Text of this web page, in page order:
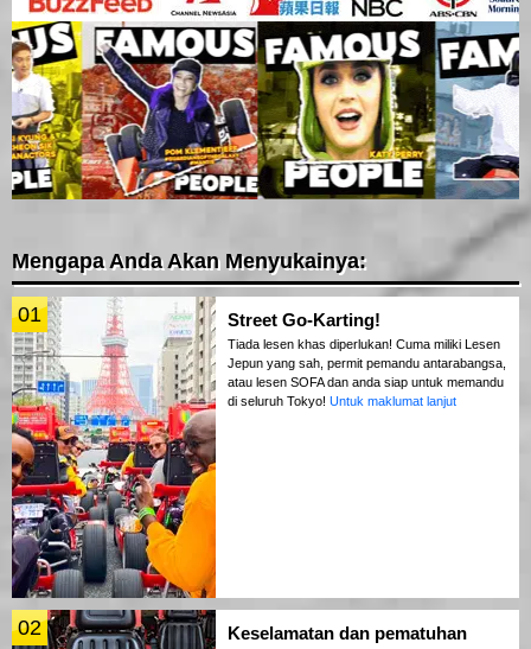
Mengapa Anda Akan Menyukainya:
01 Street Go-Karting!
Tiada lesen khas diperlukan! Cuma miliki Lesen
Jepun yang sah, permit pemandu antarabangsa,
atau lesen SOFA dan anda siap untuk memandu
di seluruh Tokyo! Untuk maklumat lanjut
02 Keselamatan dan pematuhan